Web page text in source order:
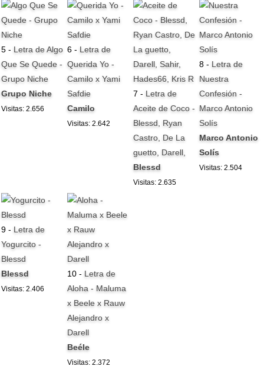
5 - Letra de Algo
Que Se Quede -
Grupo Niche
Grupo Niche
Visitas: 2.656
6 - Letra de
Querida Yo -
Camilo x Yami
Safdie
Camilo
Visitas: 2.642
7 - Letra de
Aceite de Coco -
Blessd, Ryan
Castro, De La
guetto, Darell,
Blessd
Visitas: 2.635
8 - Letra de
Nuestra
Confesión -
Marco Antonio
Solís
Marco Antonio
Solís
Visitas: 2.504
9 - Letra de
Yogurcito -
Blessd
Blessd
Visitas: 2.406
10 - Letra de
Aloha - Maluma
x Beele x Rauw
Alejandro x
Darell
Beéle
Visitas: 2.372